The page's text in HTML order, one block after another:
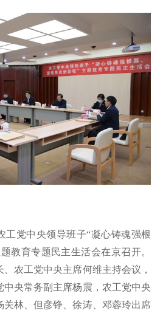
工党中央领导班子“凝心铸魂强根
教育专题民主生活会在京召开。
农工党中央主席何维主持会议，
央常务副主席杨震，农工党中央
关林、但彦铮、徐涛、邓蓉玲出席